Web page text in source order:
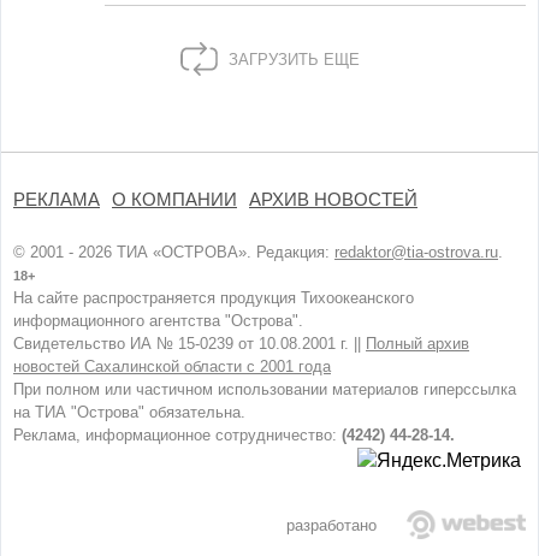
ЗАГРУЗИТЬ ЕЩЕ
РЕКЛАМА О КОМПАНИИ АРХИВ НОВОСТЕЙ
© 2001 - 2026 ТИА «ОСТРОВА». Редакция: redaktor@tia-ostrova.ru.
18+
На сайте распространяется продукция Тихоокеанского
информационного агентства "Острова".
Свидетельство ИА № 15-0239 от 10.08.2001 г. ||
Полный архив
новостей Сахалинской области с 2001 года
При полном или частичном использовании материалов гиперссылка
на ТИА "Острова" обязательна.
Реклама, информационное сотрудничество: (4242) 44-28-14.
разработано